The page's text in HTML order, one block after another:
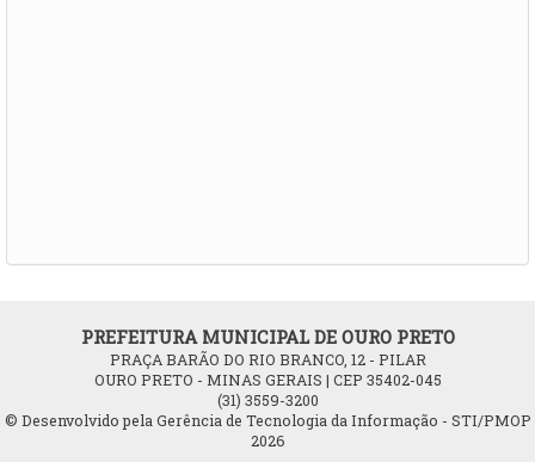
PREFEITURA MUNICIPAL DE OURO PRETO
PRAÇA BARÃO DO RIO BRANCO, 12 - PILAR
OURO PRETO - MINAS GERAIS | CEP 35402-045
(31) 3559-3200
© Desenvolvido pela Gerência de Tecnologia da Informação - STI/PMOP
2026